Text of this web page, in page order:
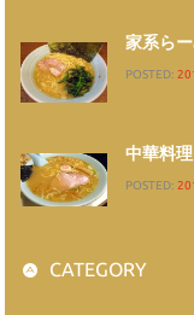
家系ら
POSTED:
中華料
POSTED:
CATEGORY